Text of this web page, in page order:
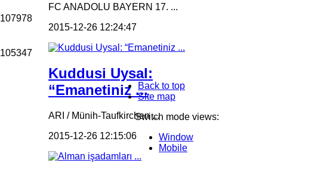
107978
105347
FC ANADOLU BAYERN 17. ...
2015-12-26 12:24:47
Kuddusi Uysal:
“Emanetiniz ...
ARI / Münih-Taufkirchen ...
2015-12-26 12:15:06
Back to top
Site map
Switch mode views:
Window
Mobile